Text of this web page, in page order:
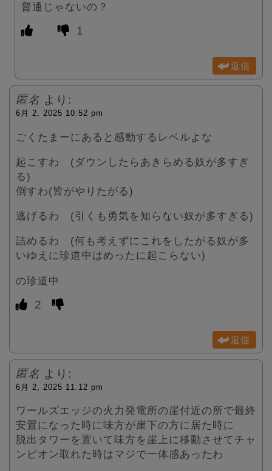
普通じゃないの？
1
返信
匿名 より:
6月 2, 2025 10:52 pm
ごくたまーにあると感動するレベルよな
起こすわ (ダウンしたらあきらめる奴が多すぎ
る)
倒すわ(皆がやりたがる)
逃げるわ (引くも勇気を知らない奴が多すぎる)
詰めるわ (何も考えずにこれをしたがる奴が多
いゆえに珍道中はめったに起こらない)
の珍道中
2
返信
匿名 より:
6月 2, 2025 11:12 pm
ワールズエッジの火力発電所の崖付近の所で最終
安置になった時に味方が崖下の方に居た時に
脱出タワーを置いて味方を崖上に移動させてチャ
ンピオン取れた時はマジで一体感あったわ